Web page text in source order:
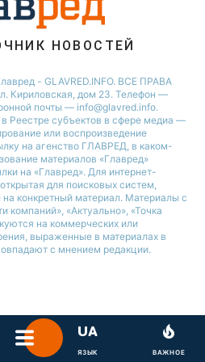
НОВОСТЕЙ
- GLAVRED.INFO. ВСЕ ПРАВА
Кириловская, дом 23. Телефон —
почты — info@glavred.info.
Реестре cубъектов в сфере медиа —
или воспроизведение
на агенство ГЛАВРЕД, в каком-
материалов «Главред»
на «Главред». Для интернет-
для поисковых систем,
конкретный материал. Материалы с
компаний», «Актуально», «Точка
на коммерческих или
выраженные в материалах в
с мнением редакции.
ЯЗЫК ВАЖНОЕ